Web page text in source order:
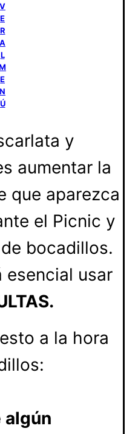
V
E
R
A
L
E
N
Ú
y
aumentar la
que aparezca
el Picnic y
bocadillos.
esencial usar
a la hora
algún